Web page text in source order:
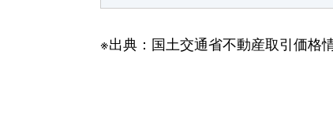
※出典：国土交通省不動産取引価格